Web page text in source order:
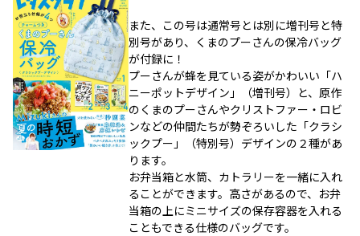
また、この号は通常号とは別に増刊号と特
別号があり、くまのプーさんの保冷バッグ
が付録に！
プーさんが蜂を見ている姿がかわいい「ハ
ニーポットデザイン」（増刊号）と、原作
のくまのプーさんやクリストファー・ロビ
ンなどの仲間たちが勢ぞろいした「クラシ
ックプー」（特別号）デザインの２種があ
ります。
お弁当箱と水筒、カトラリーを一緒に入れ
ることができます。高さがあるので、お弁
当箱の上にミニサイズの保存容器を入れる
こともできる仕様のバッグです。